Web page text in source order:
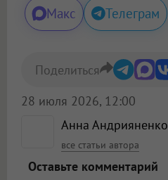
Макс Телеграм
Анна Андрияненко
все статьи автора
28 июля 2026, 12:00
Поделиться
Оставьте комментарий